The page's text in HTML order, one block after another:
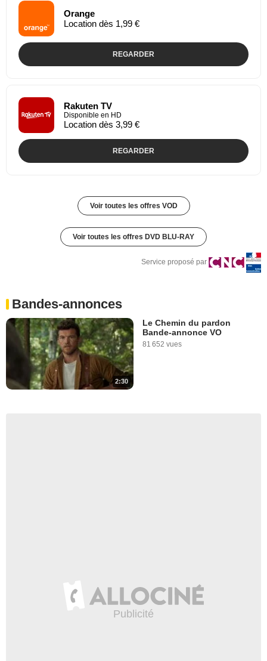
Orange
Location dès 1,99 €
REGARDER
Rakuten TV
Disponible en HD
Location dès 3,99 €
REGARDER
Voir toutes les offres VOD
Voir toutes les offres DVD BLU-RAY
Service proposé par
Bandes-annonces
2:30
Le Chemin du pardon
Bande-annonce VO
81 652 vues